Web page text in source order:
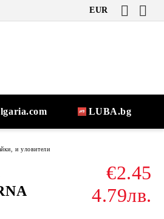
EUR
LUBA.bg
и уловители
€2.45
4.79лв.